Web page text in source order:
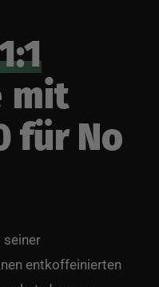
mit
für No
seiner
entkoffeinierten